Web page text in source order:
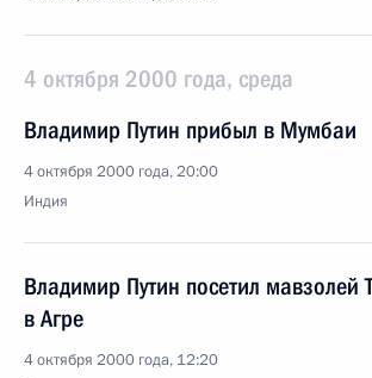
4 октября 2000 года, среда
Владимир Путин прибыл в Мумбаи
4 октября 2000 года, 20:00
Индия
Владимир Путин посетил мавзолей
в Агре
4 октября 2000 года, 12:20